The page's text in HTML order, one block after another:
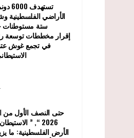
الأراضي الفلسطينية
ستة مستوطنات
إقرار مخططات توسعة
في تجمع غوش
2026 “, ”
الأرض الفلسطينية: ما